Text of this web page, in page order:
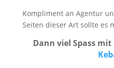
Kompliment an Agentur
Seiten dieser Art sollte es
Dann viel Spass mit